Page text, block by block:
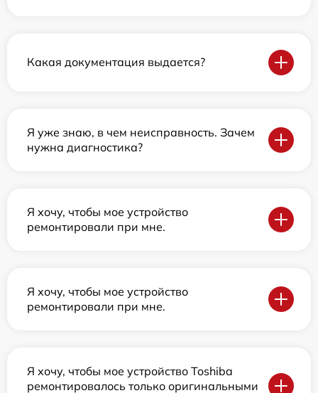
Какая документация выдается?
Я уже знаю, в чем неисправность. Зачем
нужна диагностика?
Я хочу, чтобы мое устройство
ремонтировали при мне.
Я хочу, чтобы мое устройство
ремонтировали при мне.
Я хочу, чтобы мое устройство Toshiba
ремонтировалось только оригинальными